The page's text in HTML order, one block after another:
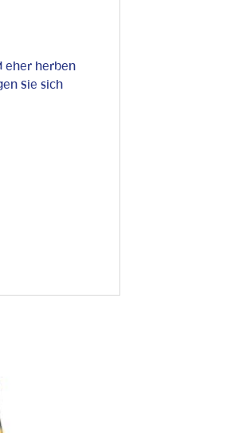
eher herben
Sie sich